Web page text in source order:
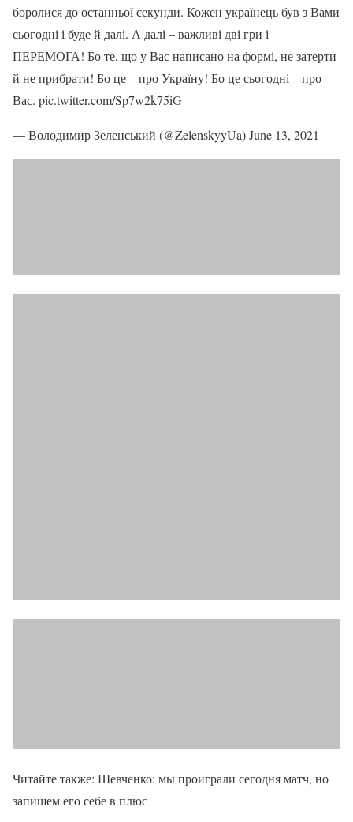
боролися до останньої секунди. Кожен українець був з Вами
сьогодні і буде й далі. А далі – важливі дві гри і
ПЕРЕМОГА! Бо те, що у Вас написано на формі, не затерти
й не прибрати! Бо це – про Україну! Бо це сьогодні – про
Вас. pic.twitter.com/Sp7w2k75iG
— Володимир Зеленський (@ZelenskyyUa) June 13, 2021
Читайте также: Шевченко: мы проиграли сегодня матч, но
запишем его себе в плюс